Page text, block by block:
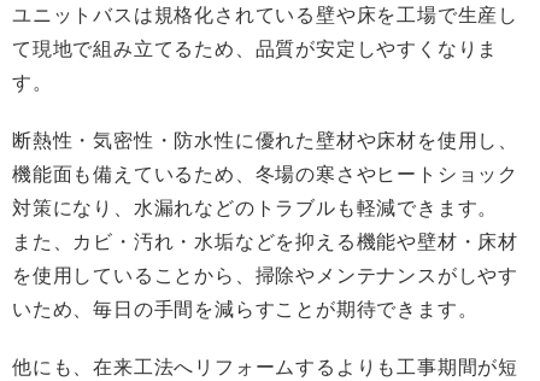
ユニットバスは規格化されている壁や床を工場で生産し
て現地で組み立てるため、品質が安定しやすくなりま
す。
断熱性・気密性・防水性に優れた壁材や床材を使用し、
機能面も備えているため、冬場の寒さやヒートショック
対策になり、水漏れなどのトラブルも軽減できます。
また、カビ・汚れ・水垢などを抑える機能や壁材・床材
を使用していることから、掃除やメンテナンスがしやす
いため、毎日の手間を減らすことが期待できます。
他にも、在来工法へリフォームするよりも工事期間が短